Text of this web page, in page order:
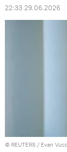
22:33 29.06.2026
© REUTERS / Evan